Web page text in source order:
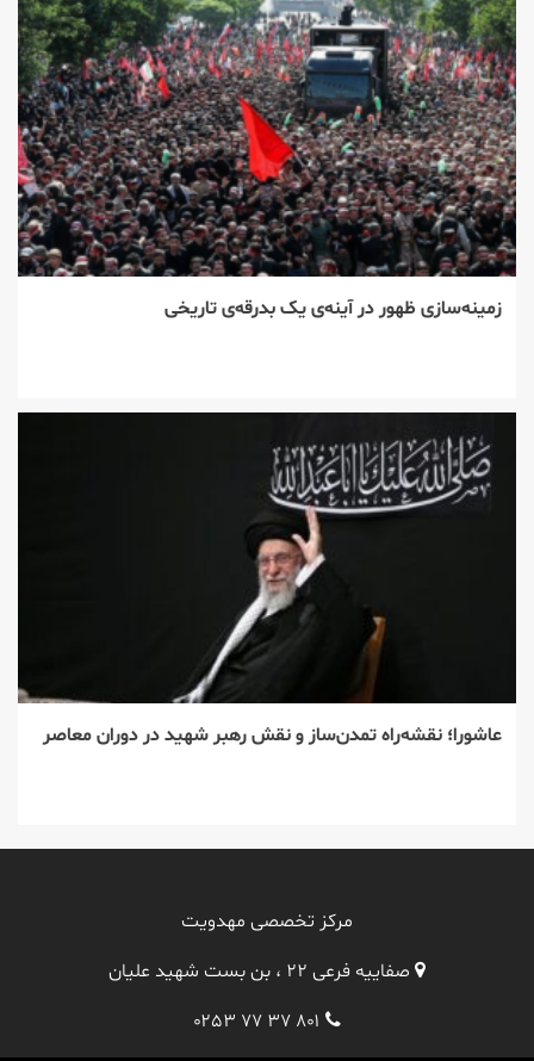
زمینه‌سازی ظهور در آینه‌ی یک بدرقه‌ی تاریخی
عاشورا؛ نقشه‌راه تمدن‌ساز و نقش رهبر شهید در دوران معاصر
مرکز تخصصی مهدویت
صفاییه فرعی ۲۲ ، بن بست شهید علیان
۰۲۵۳ ۷۷ ۳۷ ۸۰۱